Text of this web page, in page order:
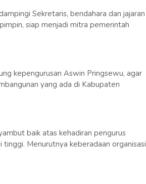
Sekretaris, bendahara dan jajaran
siap menjadi mitra pemerintah
kepengurusan Aswin Pringsewu, agar
yang ada di Kabupaten
baik atas kehadiran pengurus
Menurutnya keberadaan organisasi